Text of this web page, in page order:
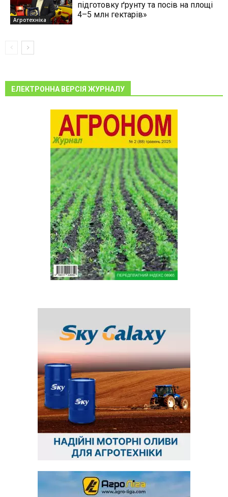
Агротехніка
підготовку ґрунту та посів на площі
4–5 млн гектарів»
ЕЛЕКТРОННА ВЕРСІЯ ЖУРНАЛУ